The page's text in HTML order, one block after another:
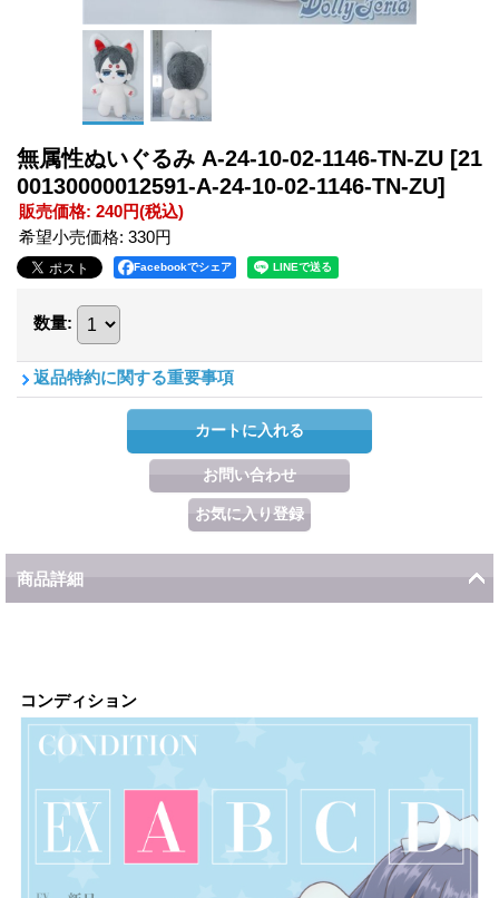
無属性ぬいぐるみ A-24-10-02-1146-TN-ZU [21
00130000012591-A-24-10-02-1146-TN-ZU]
販売価格: 240円(税込)
希望小売価格: 330円
Facebookでシェア
数量:
返品特約に関する重要事項
商品詳細
コンディション